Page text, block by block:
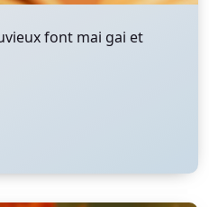
font mai gai et